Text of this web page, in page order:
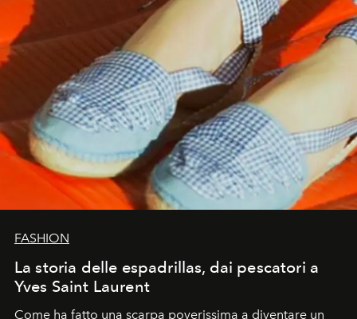
FASHION
La storia delle espadrillas, dai pescatori a
Yves Saint Laurent
Come ha fatto una scarpa poverissima a diventare un